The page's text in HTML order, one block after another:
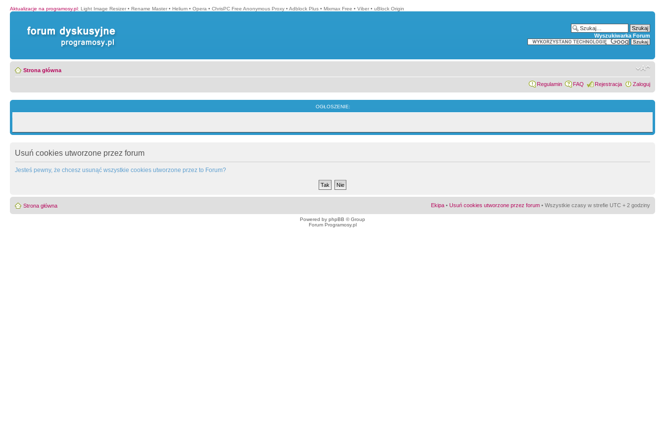
Aktualizacje na programosy.pl: Light Image Resizer • Rename Master • Helium • Opera • ChrisPC Free Anonymous Proxy • Adblock Plus • Mixmax Free • Viber • uBlock Origin
Wyszukiwarka Forum
Strona główna
Regulamin FAQ Rejestracja Zaloguj
OGŁOSZENIE:
Usuń cookies utworzone przez forum
Jesteś pewny, że chcesz usunąć wszystkie cookies utworzone przez to Forum?
Strona główna Ekipa • Usuń cookies utworzone przez forum • Wszystkie czasy w strefie UTC + 2 godziny
Powered by phpBB © Group
Forum Programosy.pl